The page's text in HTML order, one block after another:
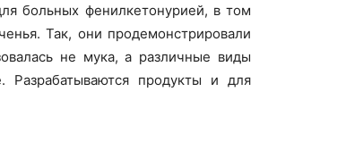
больных фенилкетонурией, в том
Так, они продемонстрировали
не мука, а различные виды
Разрабатываются продукты и для